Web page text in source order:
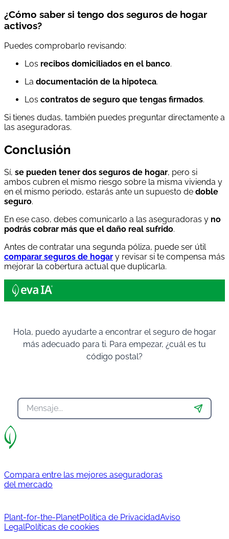
¿Cómo saber si tengo dos seguros de hogar
activos?
Puedes comprobarlo revisando:
Los recibos domiciliados en el banco.
La documentación de la hipoteca.
Los contratos de seguro que tengas firmados.
Si tienes dudas, también puedes preguntar directamente a
las aseguradoras.
Conclusión
Sí, se pueden tener dos seguros de hogar, pero si
ambos cubren el mismo riesgo sobre la misma vivienda y
en el mismo periodo, estarás ante un supuesto de doble
seguro.
En ese caso, debes comunicarlo a las aseguradoras y no
podrás cobrar más que el daño real sufrido.
Antes de contratar una segunda póliza, puede ser útil
comparar seguros de hogar y revisar si te compensa más
mejorar la cobertura actual que duplicarla.
Hola, puedo ayudarte a encontrar el seguro de hogar
más adecuado para ti. Para empezar, ¿cuál es tu
código postal?
Compara entre las mejores aseguradoras
del mercado
Plant-for-the-PlanetPolítica de PrivacidadAviso
LegalPolíticas de cookies